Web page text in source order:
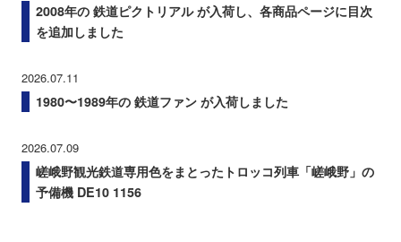
2008年の 鉄道ピクトリアル が入荷し、各商品ページに目次
を追加しました
2026.07.11
1980〜1989年の 鉄道ファン が入荷しました
2026.07.09
嵯峨野観光鉄道専用色をまとったトロッコ列車「嵯峨野」の
予備機 DE10 1156